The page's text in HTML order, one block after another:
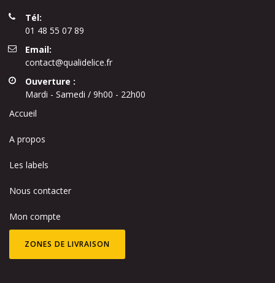
Tél:
01 48 55 07 89
Email:
contact@qualidelice.fr
Ouverture :
Mardi - Samedi / 9h00 - 22h00
Accueil
A propos
Les labels
Nous contacter
Mon compte
ZONES DE LIVRAISON